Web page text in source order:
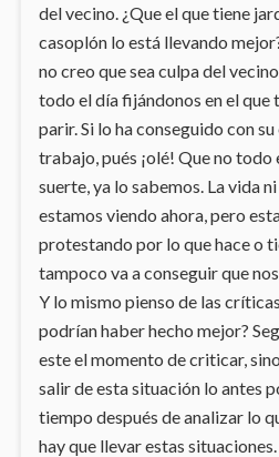
del vecino. ¿Que el que tiene
casoplón lo está llevando
no creo que sea culpa del
todo el día fijándonos en el que
parir. Si lo ha conseguido con
trabajo, pués ¡olé! Que no todo
suerte, ya lo sabemos. La vida
estamos viendo ahora, pero
protestando por lo que hace o
tampoco va a conseguir que
Y lo mismo pienso de las
podrían haber hecho mejor?
este el momento de criticar,
salir de esta situación lo antes
tiempo después de analizar lo
hay que llevar estas